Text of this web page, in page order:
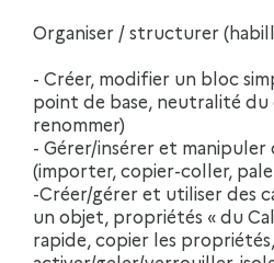
Organiser / structurer
- Créer, modifier un bloc
point de base, neutralité du
renommer)
- Gérer/insérer et manipuler
(importer, copier-coller,
-Créer/gérer et utiliser des
un objet, propriétés « du
rapide, copier les propriétés,